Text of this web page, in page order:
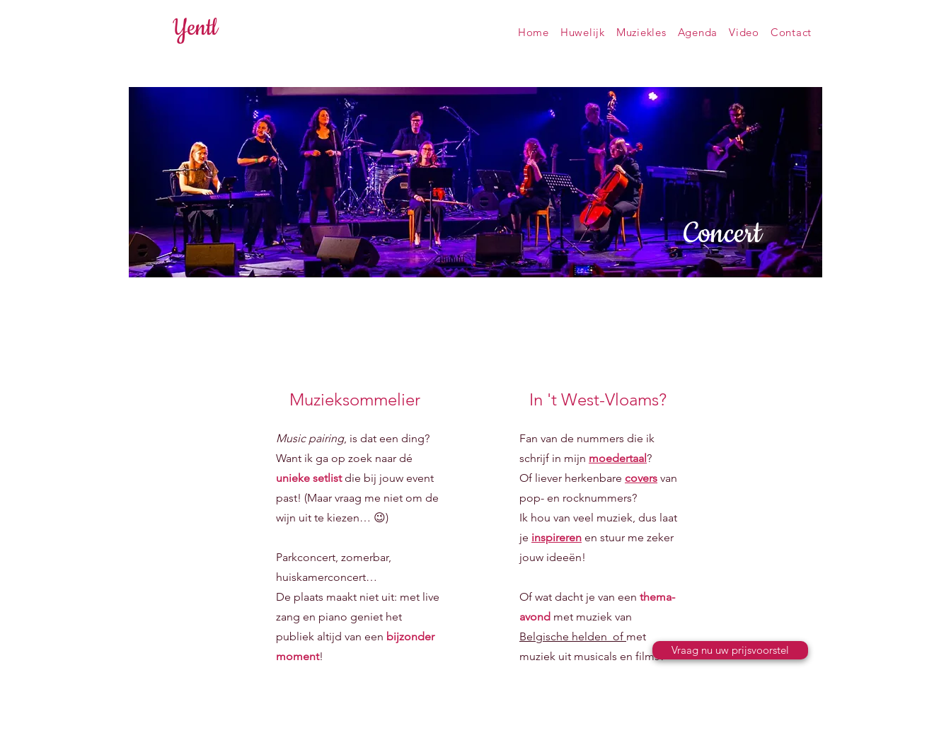
Yentl Home Huwelijk Muziekles Agenda Video Contact
Concert
Muzieksommelier
Music pairing, is dat een ding?
Want ik ga op zoek naar dé
unieke setlistdie bij jouw event
past! (Maar vraag me niet om de
wijn uit te kiezen… 😉)
Parkconcert, zomerbar,
huiskamerconcert…
De plaats maakt niet uit: met live
zang en piano geniet het
publiek altijd van een bijzonder
moment!
In 't West-Vloams?
Fan van de nummers die ik
schrijf in mijn moedertaal?
Of liever herkenbare covers van
pop- en rocknummers?
Ik hou van veel muziek, dus laat
je inspireren en stuur me zeker
jouw ideeën!
Of wat dacht je van een thema-
avond met muziek van
Belgische helden of met
muziek uit musicals en films? Vraag nu uw prijsvoorstel